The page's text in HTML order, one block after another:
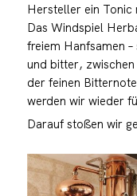
Hersteller ein
Das Windspiel
freiem Hanfsamen
und bitter,
der feinen
werden wir wieder
Darauf stoßen wir